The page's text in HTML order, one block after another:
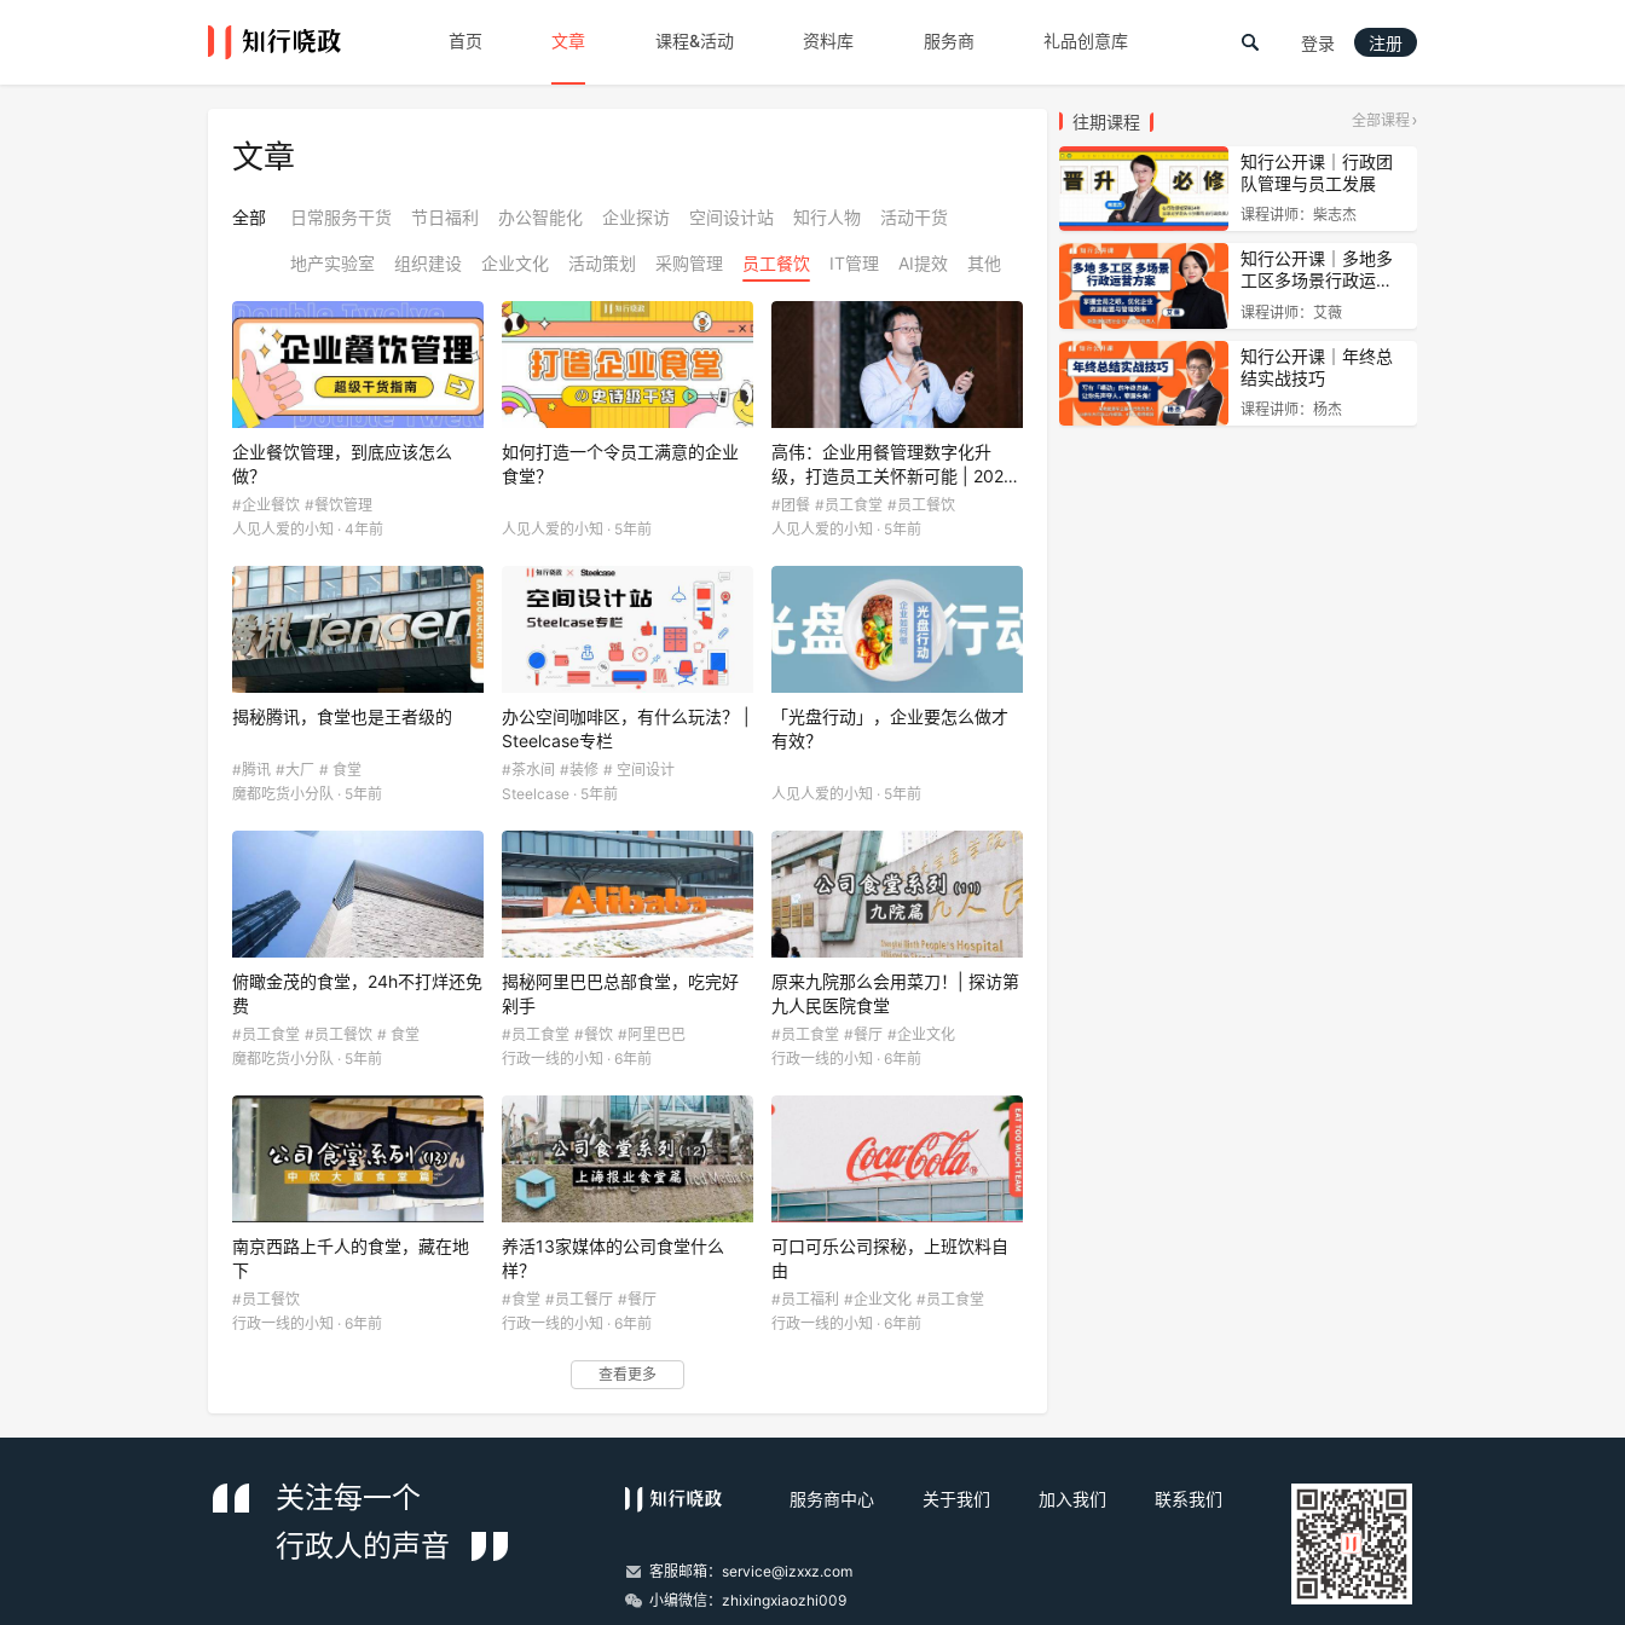
首页 文章 课程&活动 资料库 服务商 礼品创意库 登录 注册
文章
全部 日常服务干货 节日福利 办公智能化 企业探访 空间设计站 知行人物 活动干货
地产实验室 组织建设 企业文化 活动策划 采购管理 员工餐饮 IT管理 AI提效 其他
企业餐饮管理，到底应该怎么
做？
#企业餐饮 #餐饮管理
人见人爱的小知 · 4年前
如何打造一个令员工满意的企业
食堂？
人见人爱的小知 · 5年前
高伟：企业用餐管理数字化升
级，打造员工关怀新可能 | 202…
#团餐 #员工食堂 #员工餐饮
人见人爱的小知 · 5年前
揭秘腾讯，食堂也是王者级的
#腾讯 #大厂 # 食堂
魔都吃货小分队 · 5年前
办公空间咖啡区，有什么玩法？ |
Steelcase专栏
#茶水间 #装修 # 空间设计
Steelcase · 5年前
「光盘行动」，企业要怎么做才
有效？
人见人爱的小知 · 5年前
俯瞰金茂的食堂，24h不打烊还免
费
#员工食堂 #员工餐饮 # 食堂
魔都吃货小分队 · 5年前
揭秘阿里巴巴总部食堂，吃完好
剁手
#员工食堂 #餐饮 #阿里巴巴
行政一线的小知 · 6年前
原来九院那么会用菜刀！| 探访第
九人民医院食堂
#员工食堂 #餐厅 #企业文化
行政一线的小知 · 6年前
南京西路上千人的食堂，藏在地
下
#员工餐饮
行政一线的小知 · 6年前
养活13家媒体的公司食堂什么
样？
#食堂 #员工餐厅 #餐厅
行政一线的小知 · 6年前
可口可乐公司探秘，上班饮料自
由
#员工福利 #企业文化 #员工食堂
行政一线的小知 · 6年前
查看更多
往期课程 全部课程
知行公开课｜行政团
队管理与员工发展
课程讲师：柴志杰
知行公开课｜多地多
工区多场景行政运…
课程讲师：艾薇
知行公开课｜年终总
结实战技巧
课程讲师：杨杰
关注每一个
行政人的声音
服务商中心 关于我们 加入我们 联系我们
客服邮箱：service@izxxz.com
小编微信：zhixingxiaozhi009